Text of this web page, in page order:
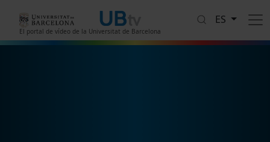
El portal de vídeo de la Universitat de Barcelona
ES